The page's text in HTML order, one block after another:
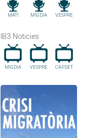
MATÍ MIGDIA VESPRE
IB3 Noticies
MIGDIA VESPRE CAP.SET